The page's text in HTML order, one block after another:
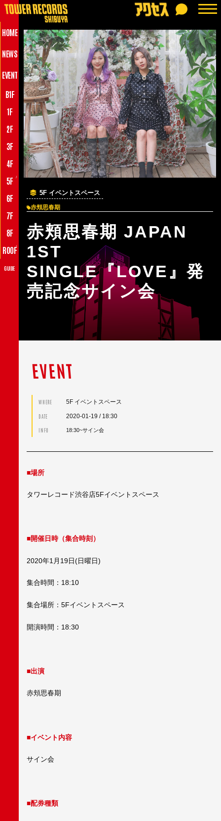
HOME
NEWS
EVENT
B1F
1F
2F
3F
4F
5F
♪
6F
7F
8F
ROOF♪
GUIDE
5F イベントスペース
赤頬思春期
赤頬思春期 JAPAN
1ST
SINGLE『LOVE』発
売記念サイン会
EVENT
WHERE 5F イベントスペース
DATE 2020-01-19 / 18:30
INFO 18:30~サイン会
■場所
タワーレコード渋谷店5Fイベントスペース
■開催日時（集合時刻）
2020年1月19日(日曜日)
集合時間：18:10
集合場所：5Fイベントスペース
開演時間：18:30
■出演
赤頬思春期
■イベント内容
サイン会
■配券種類